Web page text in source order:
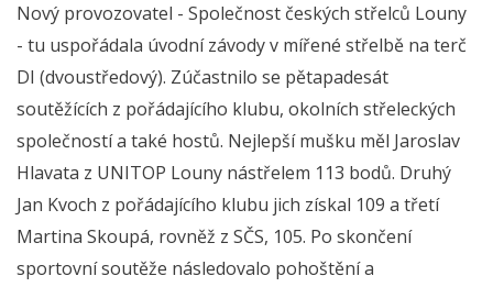
Nový provozovatel - Společnost českých střelců Louny
- tu uspořádala úvodní závody v mířené střelbě na terč
DI (dvoustředový). Zúčastnilo se pětapadesát
soutěžících z pořádajícího klubu, okolních střeleckých
společností a také hostů. Nejlepší mušku měl Jaroslav
Hlavata z UNITOP Louny nástřelem 113 bodů. Druhý
Jan Kvoch z pořádajícího klubu jich získal 109 a třetí
Martina Skoupá, rovněž z SČS, 105. Po skončení
sportovní soutěže následovalo pohoštění a